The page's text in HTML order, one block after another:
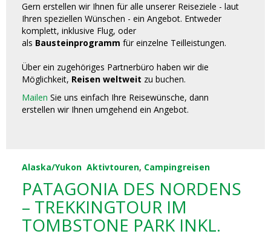
Gern erstellen wir Ihnen für alle unserer Reiseziele - laut
Ihren speziellen Wünschen - ein Angebot. Entweder
komplett, inklusive Flug, oder
als Bausteinprogramm für einzelne Teilleistungen.
Über ein zugehöriges Partnerbüro haben wir die
Möglichkeit, Reisen weltweit zu buchen.
Mailen Sie uns einfach Ihre Reisewünsche, dann
erstellen wir Ihnen umgehend ein Angebot.
Alaska/Yukon Aktivtouren, Campingreisen
PATAGONIA DES NORDENS
– TREKKINGTOUR IM
TOMBSTONE PARK INKL.